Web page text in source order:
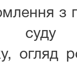
з
суду
огляд